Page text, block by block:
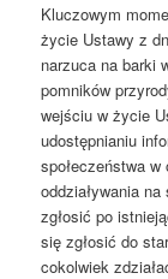
Kluczowym
życie Ustawy z
narzuca na barki
pomników
wejściu w życie
udostępnianiu
społeczeństwa
oddziaływania
zgłosić po
się zgłosić do
cokolwiek